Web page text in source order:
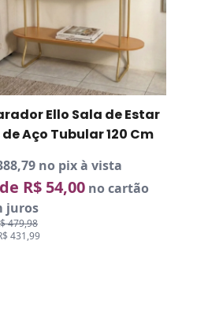
Ello Sala de Estar
de Aço Tubular 120 Cm
no pix à vista
R$ 54,00 no cartão
juros
479,98
431,99